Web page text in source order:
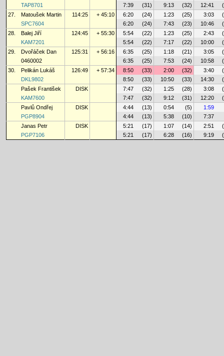
TAP8701
7:39 (31) 9:13 (32) 12:41
27.
Matoušek Martin 114:25 + 45:10 6:20 (24) 1:23 (25) 3:03
SPC7604
6:20 (24) 7:43 (23) 10:46
28.
Balej Jiří 124:45 + 55:30 5:54 (22) 1:23 (25) 2:43
KAM7201
5:54 (22) 7:17 (22) 10:00
29.
Dvořáček Dan 125:31 + 56:16 6:35 (25) 1:18 (21) 3:05
0460002
6:35 (25) 7:53 (24) 10:58
30.
Pelikán Lukáš 126:49 + 57:34 8:50 (33) 2:00 (32) 3:40
DKL9802
8:50 (33) 10:50 (33) 14:30
Pašek František
DISK 7:47 (32) 1:25 (28) 3:08
KAM7600
7:47 (32) 9:12 (31) 12:20
Pavlů Ondřej
DISK 4:44 (13) 0:54 (5)
1:59
PGP8904
4:44 (13) 5:38 (10)
7:37
Janas Petr
DISK 5:21 (17) 1:07 (14) 2:51
PGP7106
5:21 (17) 6:28 (16) 9:19